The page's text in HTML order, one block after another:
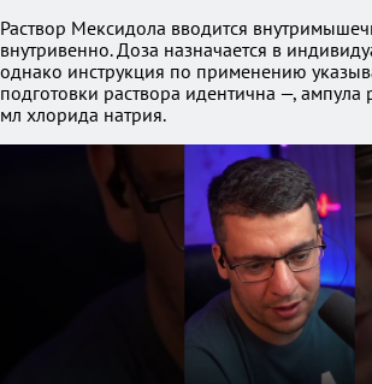
Раствор Мексидола вводится
внутривенно. Доза назначается в
однако инструкция по применению
подготовки раствора идентична —, ампула
мл хлорида натрия.